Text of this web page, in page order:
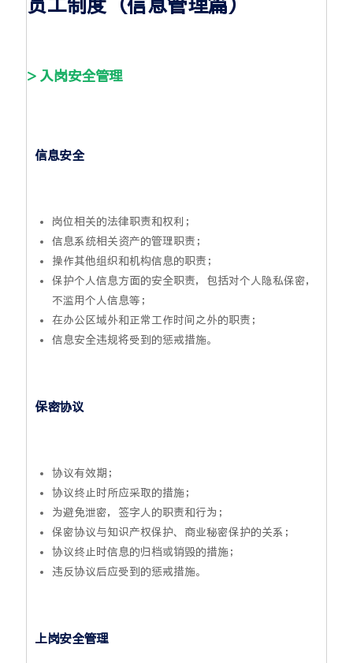
员工制度（信息管理篇）
> 入岗安全管理
信息安全
岗位相关的法律职责和权利；
信息系统相关资产的管理职责；
操作其他组织和机构信息的职责；
保护个人信息方面的安全职责，包括对个人隐私保密，
不滥用个人信息等；
在办公区域外和正常工作时间之外的职责；
信息安全违规将受到的惩戒措施。
保密协议
协议有效期；
协议终止时所应采取的措施；
为避免泄密，签字人的职责和行为；
保密协议与知识产权保护、商业秘密保护的关系；
协议终止时信息的归档或销毁的措施；
违反协议后应受到的惩戒措施。
上岗安全管理